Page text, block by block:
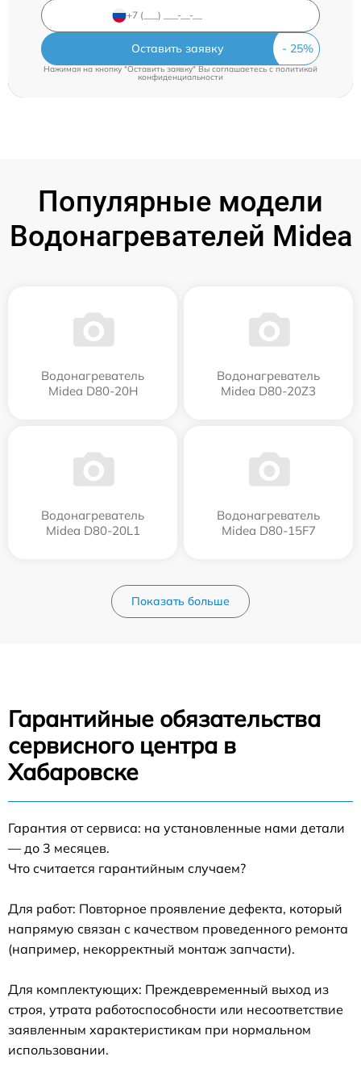
Оставить заявку
Нажимая на кнопку "Оставить заявку" Вы соглашаетесь cполитикой
конфиденциальности
Популярные модели
Водонагревателей Midea
Водонагреватель
Midea D80-20Н
Водонагреватель
Midea D80-20Z3
Водонагреватель
Midea D80-20L1
Водонагреватель
Midea D80-15F7
Показать больше
Гарантийные обязательства
сервисного центра в
Хабаровске
Гарантия от сервиса: на установленные нами детали
— до 3 месяцев.
Что считается гарантийным случаем?
Для работ: Повторное проявление дефекта, который
напрямую связан с качеством проведенного ремонта
(например, некорректный монтаж запчасти).
Для комплектующих: Преждевременный выход из
строя, утрата работоспособности или несоответствие
заявленным характеристикам при нормальном
использовании.